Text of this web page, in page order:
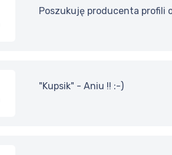
Poszukuję producenta profili
"Kupsik" - Aniu !! :-)